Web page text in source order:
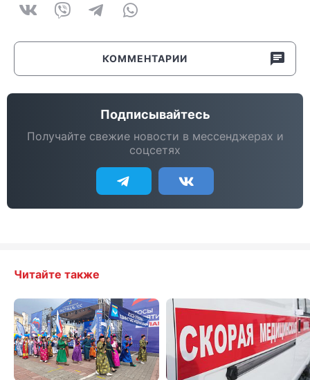
КОММЕНТАРИИ
Подписывайтесь
Получайте свежие новости в мессенджерах и
соцсетях
Читайте также